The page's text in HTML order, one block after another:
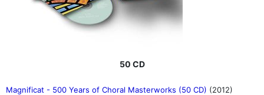
50 CD
Magnificat - 500 Years of Choral Masterworks (50 CD) (2012)